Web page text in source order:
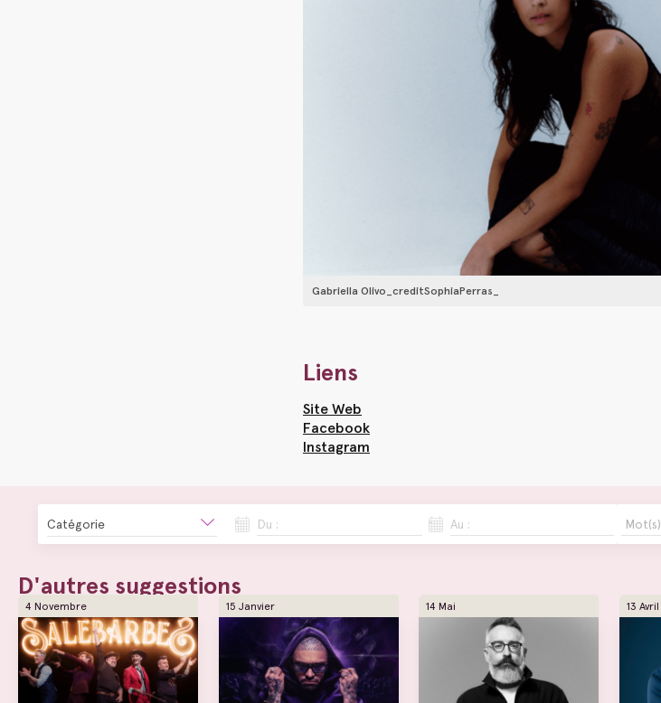
Gabriella Olivo_creditSophiaPerras_
Liens
Site Web
Facebook
Instagram
Catégorie Du : Au :
D'autres suggestions
4 Novembre 15 Janvier 14 Mai 13 Avril